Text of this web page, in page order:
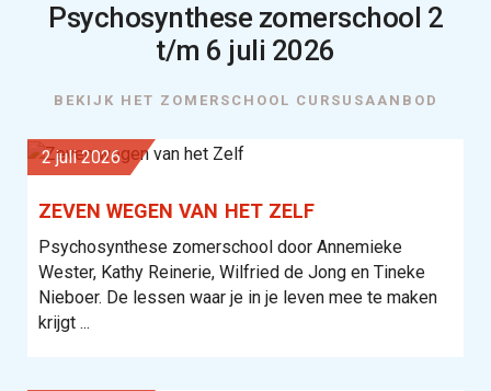
Psychosynthese zomerschool 2
t/m 6 juli 2026
BEKIJK HET ZOMERSCHOOL CURSUSAANBOD
2 juli 2026
ZEVEN WEGEN VAN HET ZELF
Psychosynthese zomerschool door Annemieke
Wester, Kathy Reinerie, Wilfried de Jong en Tineke
Nieboer. De lessen waar je in je leven mee te maken
krijgt ...